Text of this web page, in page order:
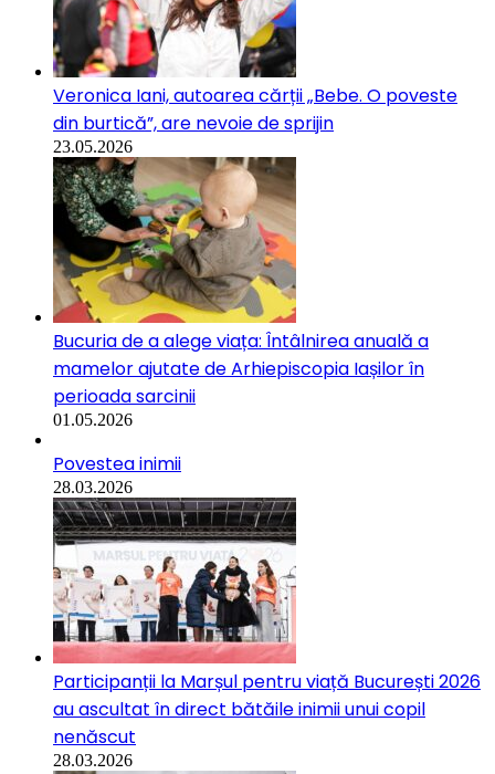
Veronica Iani, autoarea cărții „Bebe. O poveste
din burtică”, are nevoie de sprijin
23.05.2026
Bucuria de a alege viața: Întâlnirea anuală a
mamelor ajutate de Arhiepiscopia Iașilor în
perioada sarcinii
01.05.2026
Povestea inimii
28.03.2026
Participanții la Marșul pentru viață București 2026
au ascultat în direct bătăile inimii unui copil
nenăscut
28.03.2026